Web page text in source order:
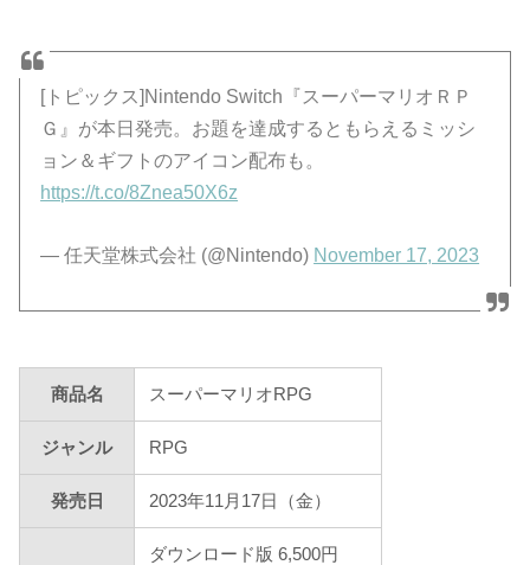
[トピックス]Nintendo Switch『スーパーマリオＲＰ
Ｇ』が本日発売。お題を達成するともらえるミッシ
ョン＆ギフトのアイコン配布も。
https://t.co/8Znea50X6z
— 任天堂株式会社 (@Nintendo) November 17, 2023
商品名 スーパーマリオRPG
ジャンル RPG
発売日 2023年11月17日（金）
ダウンロード版 6,500円